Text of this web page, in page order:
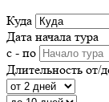
Куда
Дата начала тура
с - по
Длительность от/